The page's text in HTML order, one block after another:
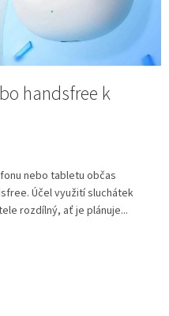
handsfree k
nebo tabletu občas
Účel využití sluchátek
rozdílný, ať je plánuje...